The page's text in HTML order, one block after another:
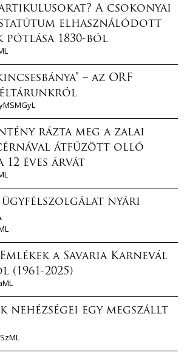
A csokonyai
elhasználódott
pótlása 1830-ból
– az ORF
rázta meg a zalai
átfűzött olló
éves árvát
ügyfélszolgálat nyári
Emlékek a Savaria Karnevál
2025)
nehézségei egy megszállt